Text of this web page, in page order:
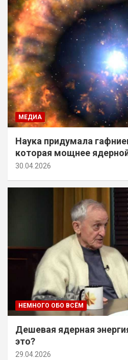
МЕДИА
Наука придумала
которая мощнее
30.04.2026
НЕМНОГО ОБО ВСЁМ
Дешевая ядерная
это?
29.04.2026